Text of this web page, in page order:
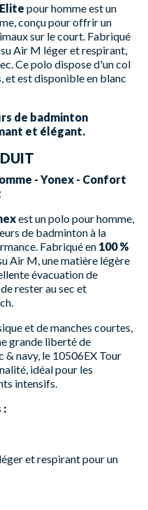
pour homme est un
conçu pour offrir un
sur le court. Fabriqué
Air M léger et respirant,
Ce polo dispose d'un col
et est disponible en blanc
de badminton
et élégant.
- Yonex - Confort
est un polo pour homme,
de badminton à la
Fabriqué en 100 %
Air M, une matière légère
évacuation de
rester au sec et
et de manches courtes,
grande liberté de
navy, le 10506EX Tour
idéal pour les
intensifs.
:
et respirant pour un